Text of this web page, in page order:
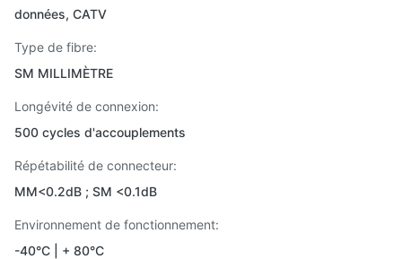
données, CATV
Type de fibre:
SM MILLIMÈTRE
Longévité de connexion:
500 cycles d'accouplements
Répétabilité de connecteur:
MM<0.2dB ; SM <0.1dB
Environnement de fonctionnement:
-40°C | + 80°C